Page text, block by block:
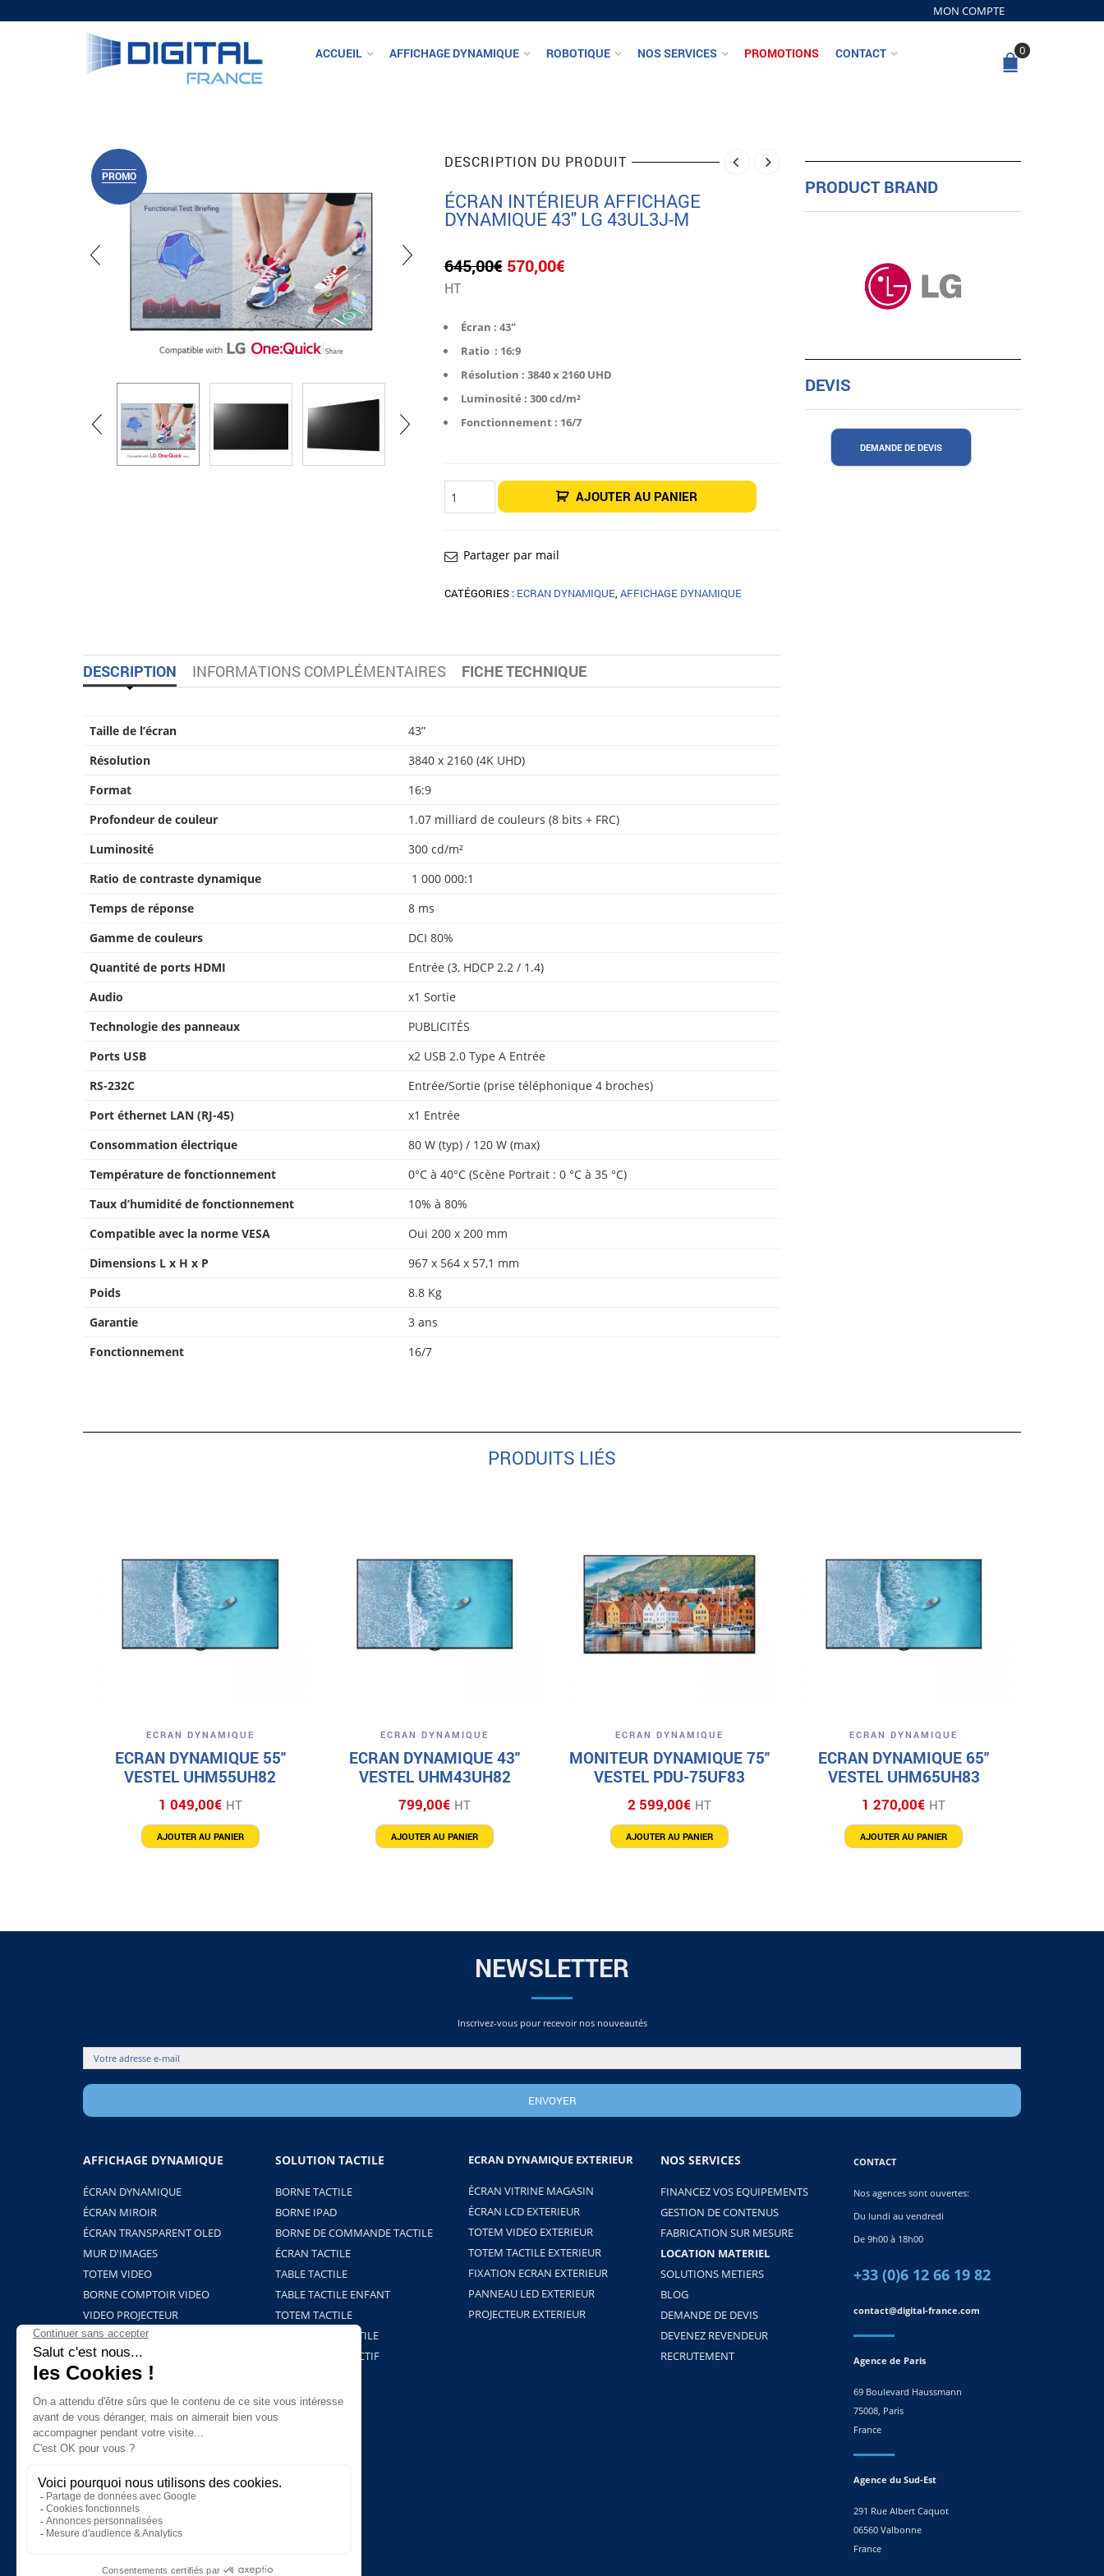
MON COMPTE
ACCUEIL AFFICHAGE DYNAMIQUE ROBOTIQUE NOS SERVICES PROMOTIONS CONTACT 0
PROMO
DESCRIPTION DU PRODUIT
ÉCRAN INTÉRIEUR AFFICHAGE
DYNAMIQUE 43″ LG 43UL3J-M
645,00€ Le
645,00€.
570,00€Le
HT
Écran : 43″
Ratio : 16:9
Résolution : 3840 x 2160 UHD
Luminosité : 300 cd/m²
Fonctionnement : 16/7
quantité
de
43"
LG
M
AJOUTER AU PANIER
Partager par mail
CATÉGORIES : ECRAN DYNAMIQUE, AFFICHAGE DYNAMIQUE
DESCRIPTION INFORMATIONS COMPLÉMENTAIRES FICHE TECHNIQUE
Taille de l’écran
43”
Résolution
3840 x 2160 (4K UHD)
Format
16:9
Profondeur de couleur
1.07 milliard de couleurs (8 bits + FRC)
Luminosité
300 cd/m²
Ratio de contraste dynamique
1 000 000:1
Temps de réponse
8 ms
Gamme de couleurs
DCI 80%
Quantité de ports HDMI
Entrée (3, HDCP 2.2 / 1.4)
Audio
x1 Sortie
Technologie des panneaux
PUBLICITÉS
Ports USB
x2 USB 2.0 Type A Entrée
RS-232C
Entrée/Sortie (prise téléphonique 4 broches)
Port éthernet LAN (RJ-45)
x1 Entrée
Consommation électrique
80 W (typ) / 120 W (max)
Température de fonctionnement
0°C à 40°C (Scène Portrait : 0 °C à 35 °C)
Taux d’humidité de fonctionnement
10% à 80%
Compatible avec la norme VESA
Oui 200 x 200 mm
Dimensions L x H x P
967 x 564 x 57,1 mm
Poids
8.8 Kg
Garantie
3 ans
Fonctionnement
16/7
PRODUCT BRAND
DEVIS
DEMANDE DE DEVIS
PRODUITS LIÉS
ECRAN DYNAMIQUE
ECRAN DYNAMIQUE 55″
VESTEL UHM55UH82
1 049,00€ HT
AJOUTER AU PANIER
ECRAN DYNAMIQUE
ECRAN DYNAMIQUE 43″
VESTEL UHM43UH82
799,00€ HT
AJOUTER AU PANIER
ECRAN DYNAMIQUE
MONITEUR DYNAMIQUE 75″
VESTEL PDU-75UF83
2 599,00€ HT
AJOUTER AU PANIER
ECRAN DYNAMIQUE
ECRAN DYNAMIQUE 65″
VESTEL UHM65UH83
1 270,00€ HT
AJOUTER AU PANIER
NEWSLETTER
Inscrivez-vous pour recevoir nos nouveautés
AFFICHAGE DYNAMIQUE
ÉCRAN DYNAMIQUE
ÉCRAN MIROIR
ÉCRAN TRANSPARENT OLED
MUR D'IMAGES
TOTEM VIDEO
BORNE COMPTOIR VIDEO
VIDEO PROJECTEUR
BORNE HOLOGRAMME
SUPPORTS ET FIXATIONS
PLAYERS & LOGICIELS
SOLUTION TACTILE
BORNE TACTILE
BORNE IPAD
BORNE DE COMMANDE TACTILE
ÉCRAN TACTILE
TABLE TACTILE
TABLE TACTILE ENFANT
TOTEM TACTILE
PROJECTION TACTILE
TABLEAU INTERACTIF
ECRAN DYNAMIQUE EXTERIEUR
ÉCRAN VITRINE MAGASIN
ÉCRAN LCD EXTERIEUR
TOTEM VIDEO EXTERIEUR
TOTEM TACTILE EXTERIEUR
FIXATION ECRAN EXTERIEUR
PANNEAU LED EXTERIEUR
PROJECTEUR EXTERIEUR
NOS SERVICES
FINANCEZ VOS EQUIPEMENTS
GESTION DE CONTENUS
FABRICATION SUR MESURE
LOCATION MATERIEL
SOLUTIONS METIERS
BLOG
DEMANDE DE DEVIS
DEVENEZ REVENDEUR
RECRUTEMENT
CONTACT
Nos agences sont ouvertes:
Du lundi au vendredi
De 9h00 à 18h00
+33 (0)6 12 66 19 82
contact@digital-france.com
Agence de Paris
69 Boulevard Haussmann
75008, Paris
France
Agence du Sud-Est
291 Rue Albert Caquot
06560 Valbonne
France